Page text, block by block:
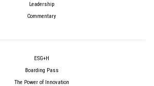
Leadership
Commentary
ESG+H
Boarding Pass
The Power of Innovation